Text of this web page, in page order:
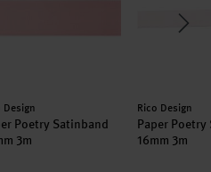
Design
Poetry Satinband
3m
Hersteller:
Rico Design
Paper
16mm 3m